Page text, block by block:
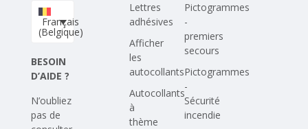
Téléchargez votre propre conception
Corona Covid-19
Français
(Belgique)
BESOIN
D’AIDE ?
N’oubliez
pas de
Lettres
adhésives
Afficher
les
autocollants
Autocollants
à
thème
Pictogrammes
-
premiers
secours
Pictogrammes
-
Sécurité
incendie